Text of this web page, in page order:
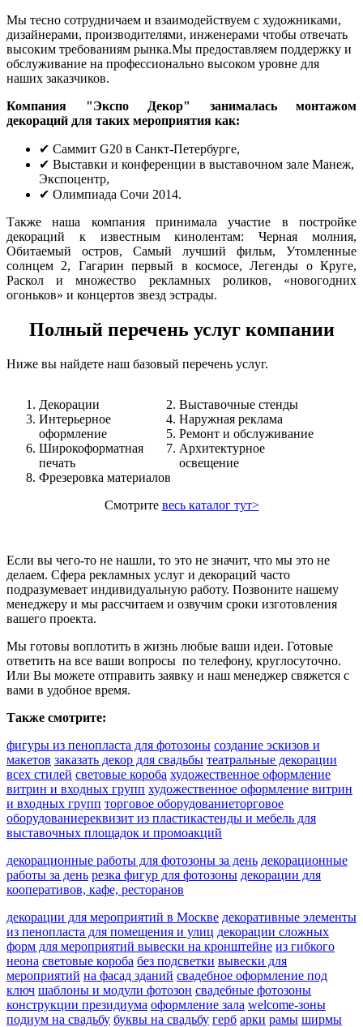
Мы тесно сотрудничаем и взаимодействуем с художниками,
дизайнерами, производителями, инженерами чтобы отвечать
высоким требованиям рынка.Мы предоставляем поддержку и
обслуживание на профессионально высоком уровне для
наших заказчиков.
Компания "Экспо Декор" занималась монтажом
декораций для таких мероприятия как:
✔ Саммит G20 в Санкт-Петербурге,
✔ Выставки и конференции в выставочном зале Манеж,
Экспоцентр,
✔ Олимпиада Сочи 2014.
Также наша компания принимала участие в постройке
декораций к известным кинолентам: Черная молния,
Обитаемый остров, Самый лучший фильм, Утомленные
солнцем 2, Гагарин первый в космосе, Легенды о Круге,
Раскол и множество рекламных роликов, «новогодних
огоньков» и концертов звезд эстрады.
Полный перечень услуг компании
Ниже вы найдете наш базовый перечень услуг.
Декорации
Выставочные стенды
Интерьерное
оформление
Наружная реклама
Ремонт и обслуживание
Широкоформатная
печать
Архитектурное
освещение
Фрезеровка материалов
Смотрите весь каталог тут>
Если вы чего-то не нашли, то это не значит, что мы это не
делаем. Сфера рекламных услуг и декораций часто
подразумевает индивидуальную работу. Позвоните нашему
менеджеру и мы рассчитаем и озвучим сроки изготовления
вашего проекта.
Мы готовы воплотить в жизнь любые ваши идеи. Готовые
ответить на все ваши вопросы по телефону, круглосуточно.
Или Вы можете отправить заявку и наш менеджер свяжется с
вами в удобное время.
Также смотрите:
фигуры из пенопласта для фотозоны создание эскизов и
макетов заказать декор для свадьбы театральные декорации
всех стилей световые короба художественное оформление
витрин и входных групп художественное оформление витрин
и входных групп торговое оборудованиеторговое
оборудованиереквизит из пластикастенды и мебель для
выставочных площадок и промоакций
декорационные работы для фотозоны за день декорационные
работы за день резка фигур для фотозоны декорации для
кооперативов, кафе, ресторанов
декорации для мероприятий в Москве декоративные элементы
из пенопласта для помещения и улиц декорации сложных
форм для мероприятий вывески на кронштейне из гибкого
неона световые короба без подсветки вывески для
мероприятий на фасад зданий свадебное оформление под
ключ шаблоны и модули фотозон свадебные фотозоны
конструкции президиума оформление зала welcome-зоны
подиум на свадьбу буквы на свадьбу герб арки рамы ширмы